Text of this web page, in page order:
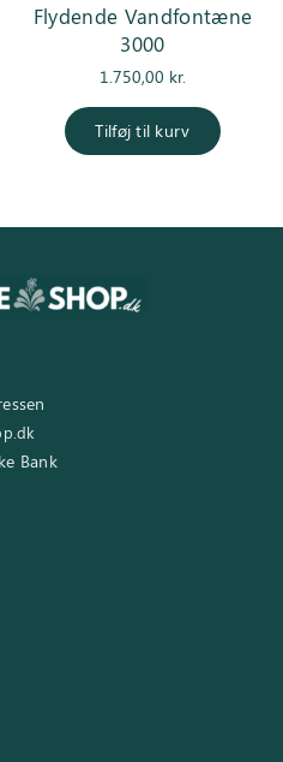
Flydende Vandfontæne
3000
1.750,00 kr.
Tilføj til kurv
Bank